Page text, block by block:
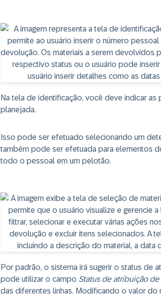
Na tela de identificação, você deve indicar
planejada.
Isso pode ser efetuado selecionando um
também pode ser efetuada para elementos
todo o pessoal em um pelotão.
Por padrão, o sistema irá sugerir o status de
pode utilizar o campo Status de atribuição de
das diferentes linhas. Modificando o valor do